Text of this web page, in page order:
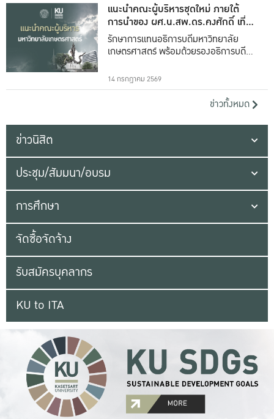
แนะนำคณะผู้บริหารชุดใหม่ ภายใต้
การนำของ ผศ.น.สพ.ดร.คงศักดิ์ เที่ยง
ธรรม
รักษาการแทนอธิการบดีมหาวิทยาลัย
เกษตรศาสตร์ พร้อมด้วยรองอธิการบดีทั้ง
14 กรกฎาคม 2569
ข่าวทั้งหมด
ข่าวนิสิต
ประชุม/สัมมนา/อบรม
การศึกษา
จัดซื้อจัดจ้าง
รับสมัครบุคลากร
KU to ITA